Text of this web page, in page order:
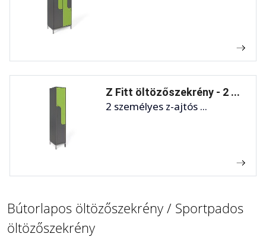
Z Fitt öltözőszekrény - 2 ...
2 személyes z-ajtós ...
Bútorlapos öltözőszekrény / Sportpados
öltözőszekrény